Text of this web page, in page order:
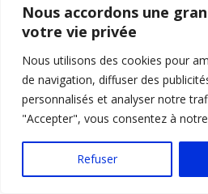
Nous accordons une
votre vie privée
Nous utilisons des cookies pour
de navigation, diffuser des
personnalisés et analyser notre
"Accepter", vous consentez à
Refuser
Marabout Taslimy à
réconciliation amoureuse
Voyance à Bellemène,
sincère avec le Marabout
Protection spirituelle pour le
Bellemène, Rituel de
Marabout Taslimy à
blessures de l'âme avec
Bellemène, Consultation de
Bonjour👋, comment
N'hésitez pas à
afin d'obtenir une